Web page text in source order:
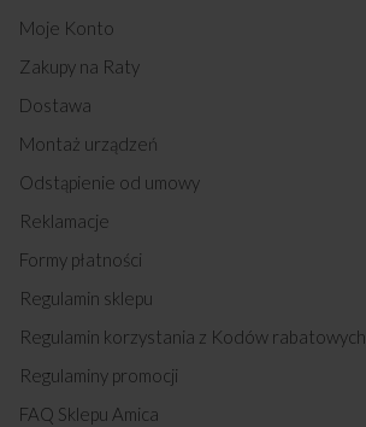
Moje Konto
Zakupy na Raty
Dostawa
Montaż urządzeń
Odstąpienie od umowy
Reklamacje
Formy płatności
Regulamin sklepu
Regulamin korzystania z Kodów rabatowych
Regulaminy promocji
FAQ Sklepu Amica